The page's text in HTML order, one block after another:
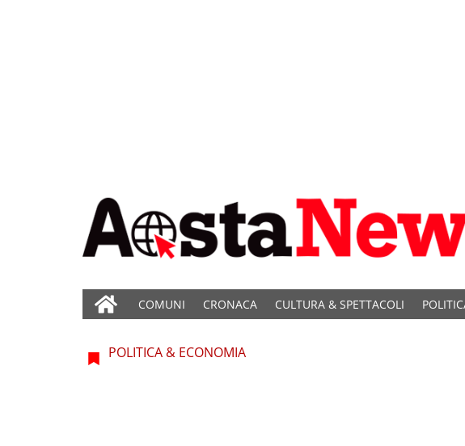
COMUNI CRONACA CULTURA & SPETTACOLI
POLITICA & ECONOMIA